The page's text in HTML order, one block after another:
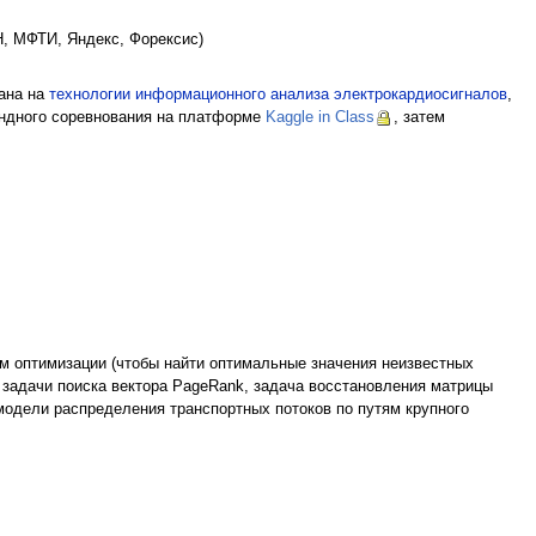
МФТИ, Яндекс, Форексис)
на технологии информационного анализа электрокардиосигналов,
соревнования на платформе Kaggle in Class , затем
(чтобы найти оптимальные значения неизвестных
поиска вектора PageRank, задача восстановления матрицы
распределения транспортных потоков по путям крупного